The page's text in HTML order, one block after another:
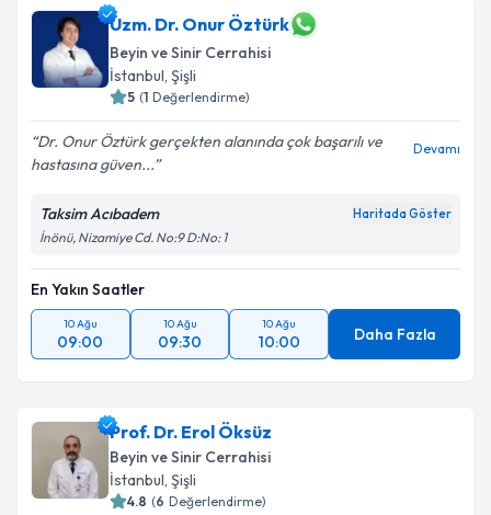
Uzm. Dr. Onur Öztürk
Beyin ve Sinir Cerrahisi
İstanbul, Şişli
5 (1 Değerlendirme)
Dr. Onur Öztürk gerçekten alanında çok başarılı ve
hastasına güven...
Devamı
Taksim Acıbadem Haritada Göster
İnönü, Nizamiye Cd. No:9 D:No: 1
En Yakın Saatler
10 Ağu
09:00
10 Ağu
09:30
10 Ağu
10:00 Daha Fazla
Prof. Dr. Erol Öksüz
Beyin ve Sinir Cerrahisi
İstanbul, Şişli
4.8 (6 Değerlendirme)